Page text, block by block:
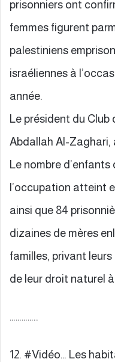
prisonniers ont
femmes figurent
palestiniens
israéliennes à
année.
Le président du Club
Abdallah Al-Zaghari,
Le nombre
l’occupation atteint
ainsi que 84
dizaines de mères
familles, privant
de leur droit naturel à
…………..
12. #Vidéo… Les